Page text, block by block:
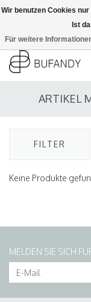
ARTIKEL
FILTER
Keine Produkte
MELDEN SIE SICH
Wir benutzen Cookies
Ist
Für weitere